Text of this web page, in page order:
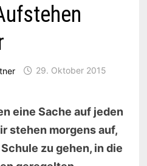
29. Oktober 2015
eine Sache auf jeden
stehen morgens auf,
zu gehen, in die